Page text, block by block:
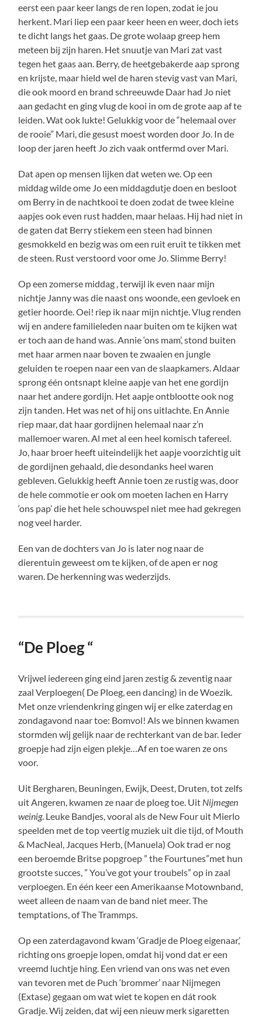
eerst een paar keer langs de ren lopen, zodat ie jou
herkent. Mari liep een paar keer heen en weer, doch iets
te dicht langs het gaas. De grote wolaap greep hem
meteen bij zijn haren. Het snuutje van Mari zat vast
tegen het gaas aan. Berry, de heetgebakerde aap sprong
en krijste, maar hield wel de haren stevig vast van Mari,
die ook moord en brand schreeuwde Daar had Jo niet
aan gedacht en ging vlug de kooi in om de grote aap af te
leiden. Wat ook lukte! Gelukkig voor de “helemaal over
de rooie” Mari, die gesust moest worden door Jo. In de
loop der jaren heeft Jo zich vaak ontfermd over Mari.
Dat apen op mensen lijken dat weten we. Op een
middag wilde ome Jo een middagdutje doen en besloot
om Berry in de nachtkooi te doen zodat de twee kleine
aapjes ook even rust hadden, maar helaas. Hij had niet in
de gaten dat Berry stiekem een steen had binnen
gesmokkeld en bezig was om een ruit eruit te tikken met
de steen. Rust verstoord voor ome Jo. Slimme Berry!
Op een zomerse middag , terwijl ik even naar mijn
nichtje Janny was die naast ons woonde, een gevloek en
getier hoorde. Oei! riep ik naar mijn nichtje. Vlug renden
wij en andere familieleden naar buiten om te kijken wat
er toch aan de hand was. Annie ‘ons mam’, stond buiten
met haar armen naar boven te zwaaien en jungle
geluiden te roepen naar een van de slaapkamers. Aldaar
sprong één ontsnapt kleine aapje van het ene gordijn
naar het andere gordijn. Het aapje ontblootte ook nog
zijn tanden. Het was net of hij ons uitlachte. En Annie
riep maar, dat haar gordijnen helemaal naar z’n
mallemoer waren. Al met al een heel komisch tafereel.
Jo, haar broer heeft uiteindelijk het aapje voorzichtig uit
de gordijnen gehaald, die desondanks heel waren
gebleven. Gelukkig heeft Annie toen ze rustig was, door
de hele commotie er ook om moeten lachen en Harry
‘ons pap’ die het hele schouwspel niet mee had gekregen
nog veel harder.
Een van de dochters van Jo is later nog naar de
dierentuin geweest om te kijken, of de apen er nog
waren. De herkenning was wederzijds.
“De Ploeg “
Vrijwel iedereen ging eind jaren zestig & zeventig naar
zaal Verploegen( De Ploeg, een dancing) in de Woezik.
Met onze vriendenkring gingen wij er elke zaterdag en
zondagavond naar toe: Bomvol! Als we binnen kwamen
stormden wij gelijk naar de rechterkant van de bar. Ieder
groepje had zijn eigen plekje…Af en toe waren ze ons
voor.
Uit Bergharen, Beuningen, Ewijk, Deest, Druten, tot zelfs
uit Angeren, kwamen ze naar de ploeg toe. Uit Nijmegen
weinig. Leuke Bandjes, vooral als de New Four uit Mierlo
speelden met de top veertig muziek uit die tijd, of Mouth
& MacNeal, Jacques Herb, (Manuela) Ook trad er nog
een beroemde Britse popgroep ” the Fourtunes”met hun
grootste succes, ” You’ve got your troubels” op in zaal
verploegen. En één keer een Amerikaanse Motownband,
weet alleen de naam van de band niet meer. The
temptations, of The Trammps.
Op een zaterdagavond kwam ‘Gradje de Ploeg eigenaar,’
richting ons groepje lopen, omdat hij vond dat er een
vreemd luchtje hing. Een vriend van ons was net even
van tevoren met de Puch ‘brommer’ naar Nijmegen
(Extase) gegaan om wat wiet te kopen en dát rook
Gradje. Wij zeiden, dat wij een nieuw merk sigaretten